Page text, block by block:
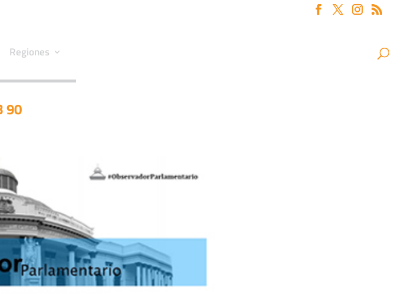
Regiones
90